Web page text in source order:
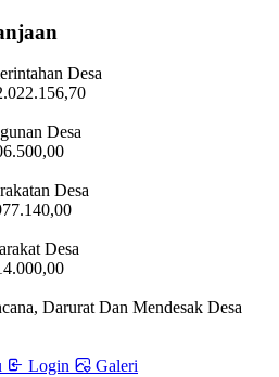
Desa
Desa
Desa
Desa
Darurat Dan Mendesak Desa
Login Galeri